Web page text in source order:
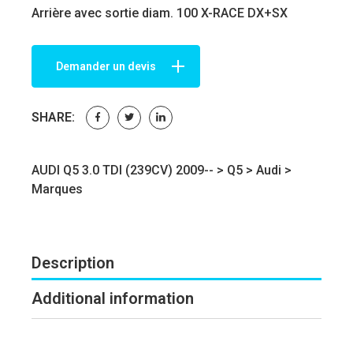
Arrière avec sortie diam. 100 X-RACE DX+SX
Demander un devis
SHARE:
AUDI Q5 3.0 TDI (239CV) 2009-- > Q5 > Audi >
Marques
Description
Additional information